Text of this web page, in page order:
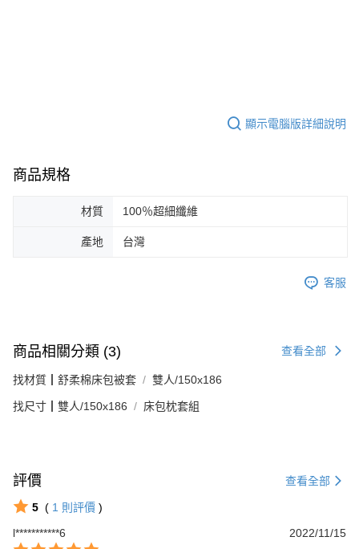
顯示電腦版詳細說明
商品規格
材質 100％超細纖維
產地 台灣
客服
商品相關分類 (3) 查看全部
找材質┃舒柔棉床包被套 雙人/150x186
找尺寸┃雙人/150x186 床包枕套組
評價 查看全部
5 ( 1 則評價 )
l***********6
2022/11/15